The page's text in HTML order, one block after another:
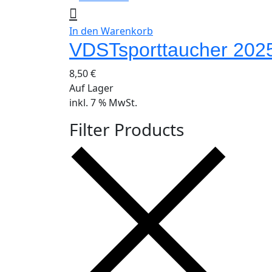
In den Warenkorb
VDSTsporttaucher
8,50€
Auf Lager
inkl. 7 % MwSt.
Filter Products